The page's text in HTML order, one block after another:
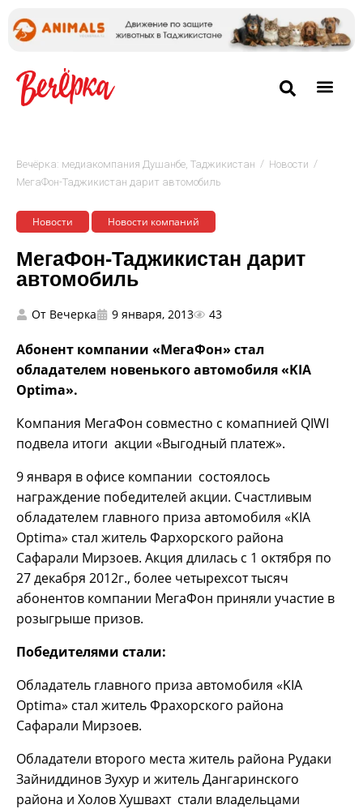
Вечёрка: медиакомпания Душанбе, Таджикистан / Новости /
МегаФон-Таджикистан дарит автомобиль
Новости Новости компаний
МегаФон-Таджикистан дарит
автомобиль
От Вечерка 9 января, 2013 43
Абонент компании «МегаФон» стал
обладателем новенького автомобиля «KIA
Optima».
Компания МегаФон совместно с комапнией QIWI
подвела итоги акции «Выгодный платеж».
9 января в офисе компании состоялось
награждение победителей акции. Счастливым
обладателем главного приза автомобиля «KIA
Optima» стал житель Фархорского района
Сафарали Мирзоев. Акция длилась с 1 октября по
27 декабря 2012г., более четырехсот тысяч
абонентов компании МегаФон приняли участие в
розыгрыше призов.
Победителями стали:
Обладатель главного приза автомобиля «KIА
Optima» стал житель Фрахорского района
Сафарали Мирзоев.
Обладатели второго места житель района Рудаки
Зайниддинов Зухур и житель Дангаринского
района и Холов Хушвахт стали владельцами